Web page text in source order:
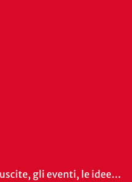
gli eventi, le idee…